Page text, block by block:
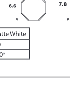
полотна: MW
обзора: 160